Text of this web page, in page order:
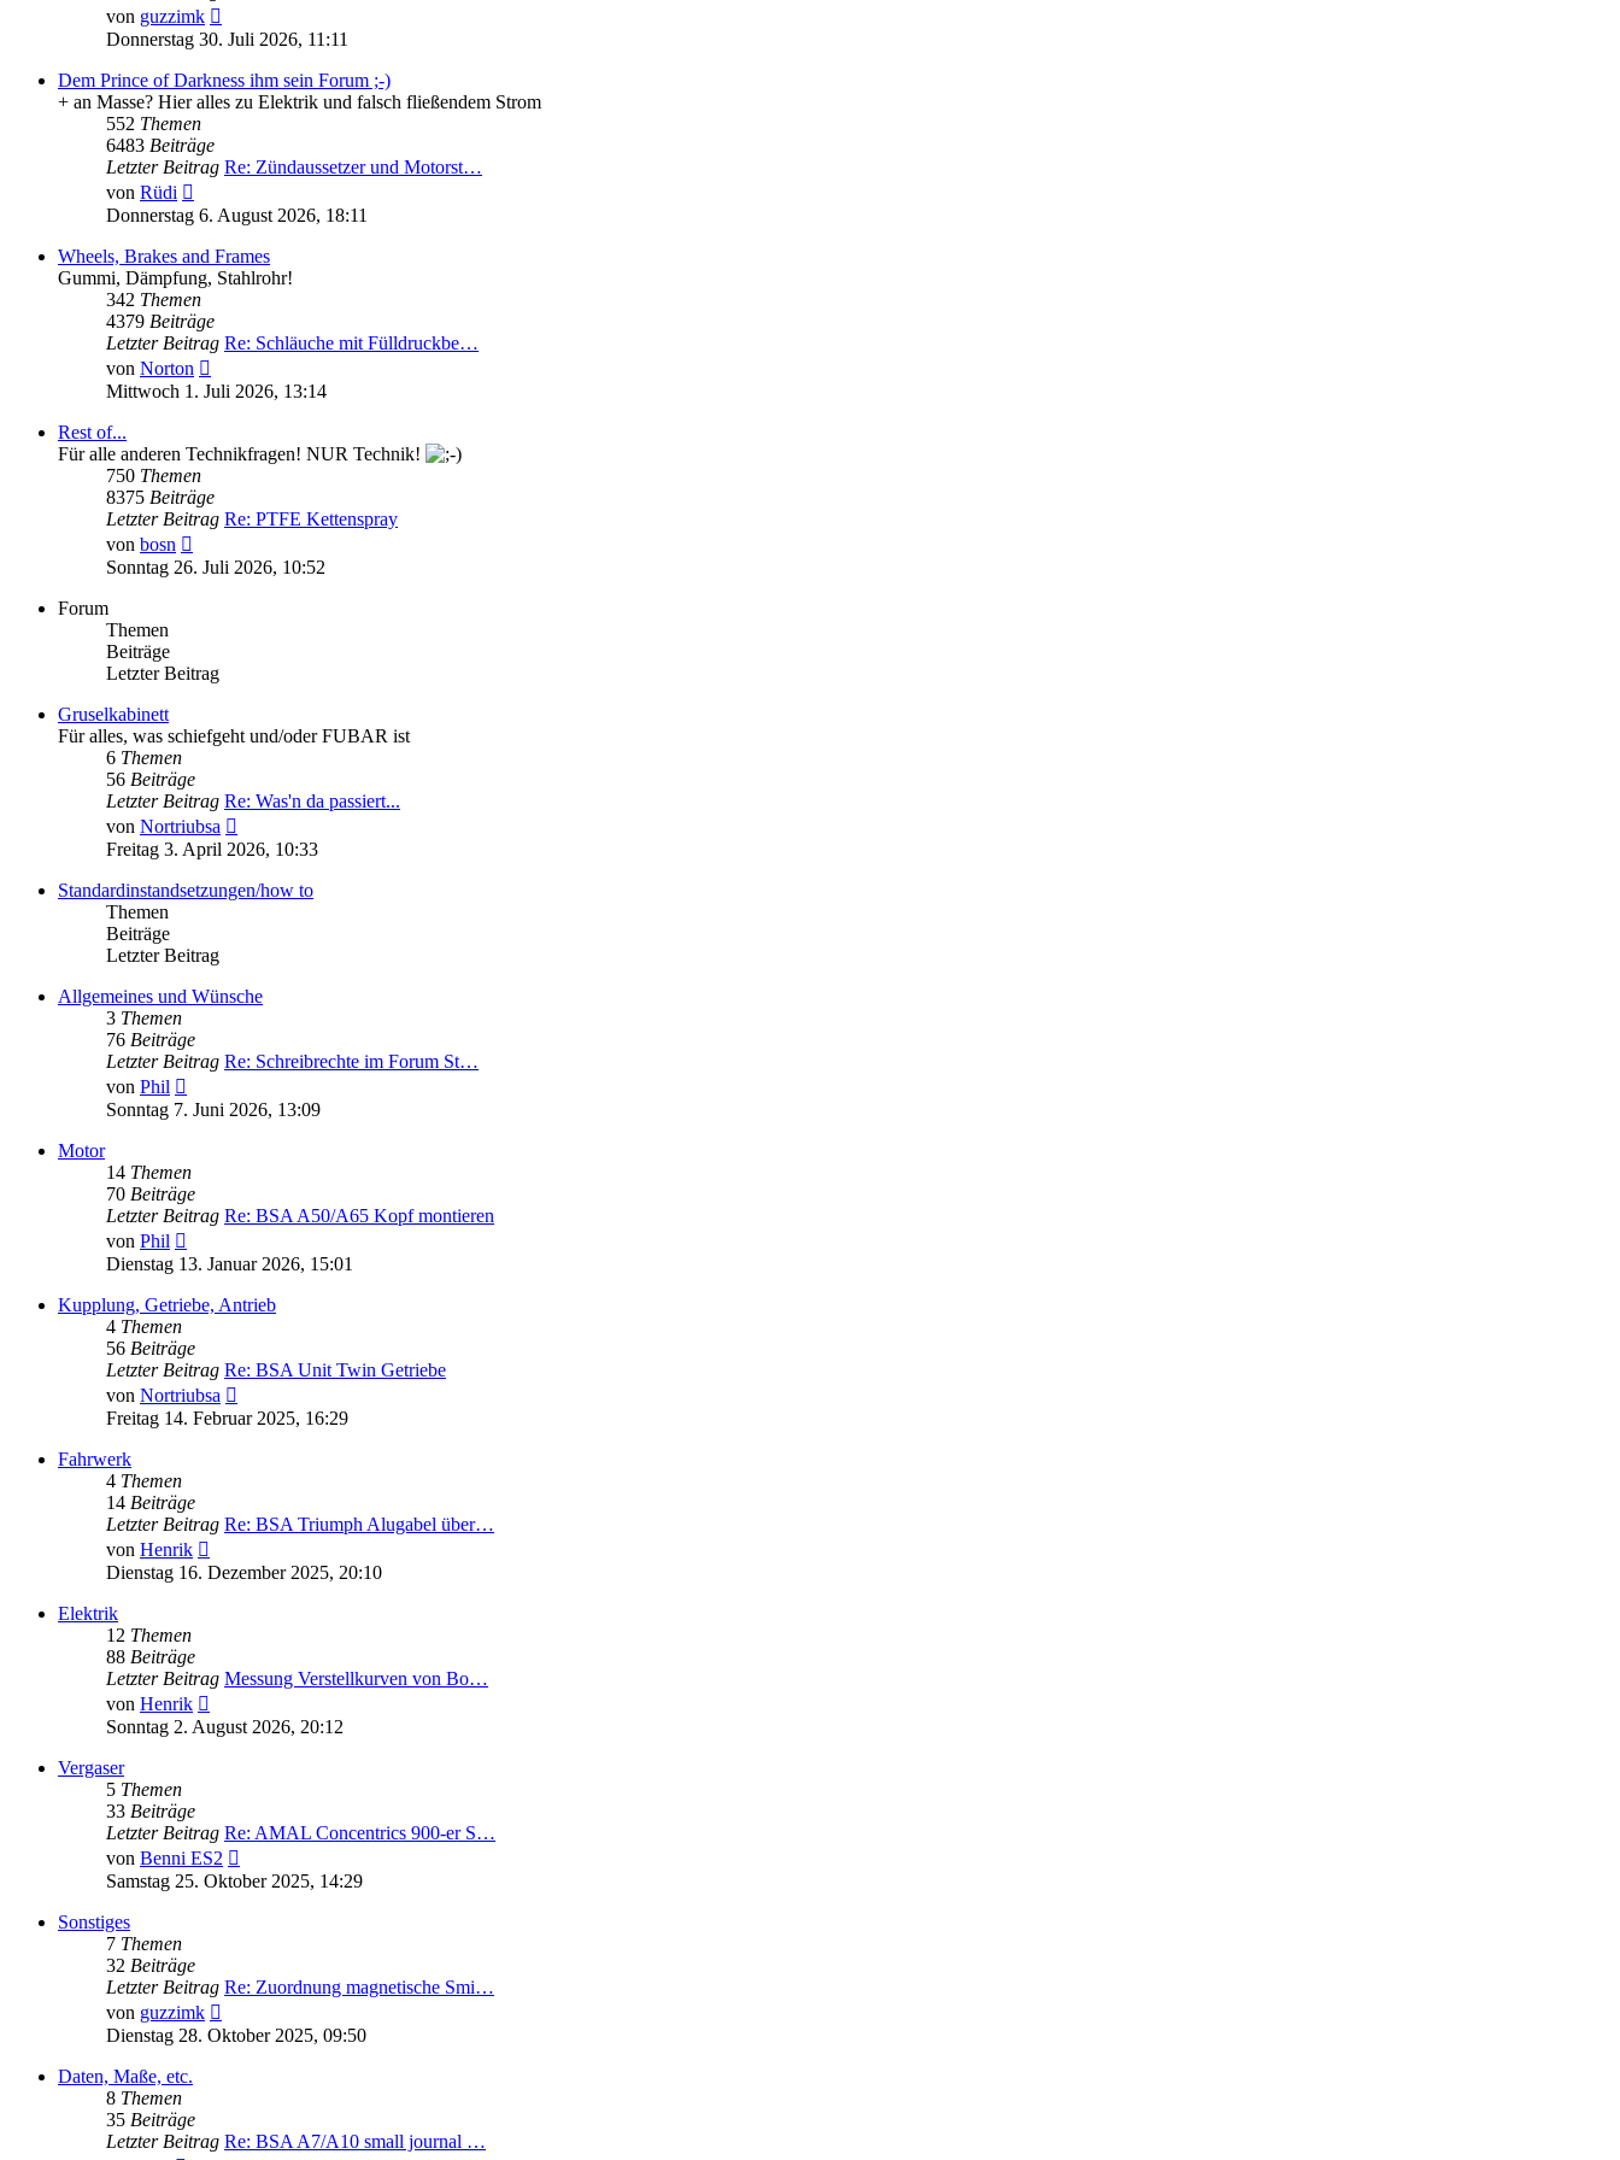
von guzzimk
Beitrag
Donnerstag 30. Juli 2026, 11:11
Dem Prince of Darkness ihm sein Forum ;-)
+ an Masse? Hier alles zu Elektrik und falsch fließendem Strom
552 Themen
6483 Beiträge
Letzter Beitrag Re: Zündaussetzer und Motorst…
von Rüdi
Beitrag
Donnerstag 6. August 2026, 18:11
Wheels, Brakes and Frames
Gummi, Dämpfung, Stahlrohr!
342 Themen
4379 Beiträge
Letzter Beitrag Re: Schläuche mit Fülldruckbe…
von Norton
Beitrag
Mittwoch 1. Juli 2026, 13:14
Rest of...
Für alle anderen Technikfragen! NUR Technik!
750 Themen
8375 Beiträge
Letzter Beitrag Re: PTFE Kettenspray
von bosn
Beitrag
Sonntag 26. Juli 2026, 10:52
Forum
Themen
Beiträge
Letzter Beitrag
Gruselkabinett
Für alles, was schiefgeht und/oder FUBAR ist
6 Themen
56 Beiträge
Letzter Beitrag Re: Was'n da passiert...
von Nortriubsa
Beitrag
Freitag 3. April 2026, 10:33
Standardinstandsetzungen/how to
Themen
Beiträge
Letzter Beitrag
Allgemeines und Wünsche
3 Themen
76 Beiträge
Letzter Beitrag Re: Schreibrechte im Forum St…
von Phil
Beitrag
Sonntag 7. Juni 2026, 13:09
Motor
14 Themen
70 Beiträge
Letzter Beitrag Re: BSA A50/A65 Kopf montieren
von Phil
Beitrag
Dienstag 13. Januar 2026, 15:01
Kupplung, Getriebe, Antrieb
4 Themen
56 Beiträge
Letzter Beitrag Re: BSA Unit Twin Getriebe
von Nortriubsa
Beitrag
Freitag 14. Februar 2025, 16:29
Fahrwerk
4 Themen
14 Beiträge
Letzter Beitrag Re: BSA Triumph Alugabel über…
von Henrik
Beitrag
Dienstag 16. Dezember 2025, 20:10
Elektrik
12 Themen
88 Beiträge
Letzter Beitrag Messung Verstellkurven von Bo…
von Henrik
Beitrag
Sonntag 2. August 2026, 20:12
Vergaser
5 Themen
33 Beiträge
Letzter Beitrag Re: AMAL Concentrics 900-er S…
von Benni ES2
Beitrag
Samstag 25. Oktober 2025, 14:29
Sonstiges
7 Themen
32 Beiträge
Letzter Beitrag Re: Zuordnung magnetische Smi…
von guzzimk
Beitrag
Dienstag 28. Oktober 2025, 09:50
Daten, Maße, etc.
8 Themen
35 Beiträge
Letzter Beitrag Re: BSA A7/A10 small journal …